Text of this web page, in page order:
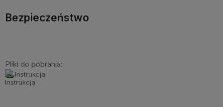
Bezpieczeństwo
Pliki do pobrania:
Instrukcja